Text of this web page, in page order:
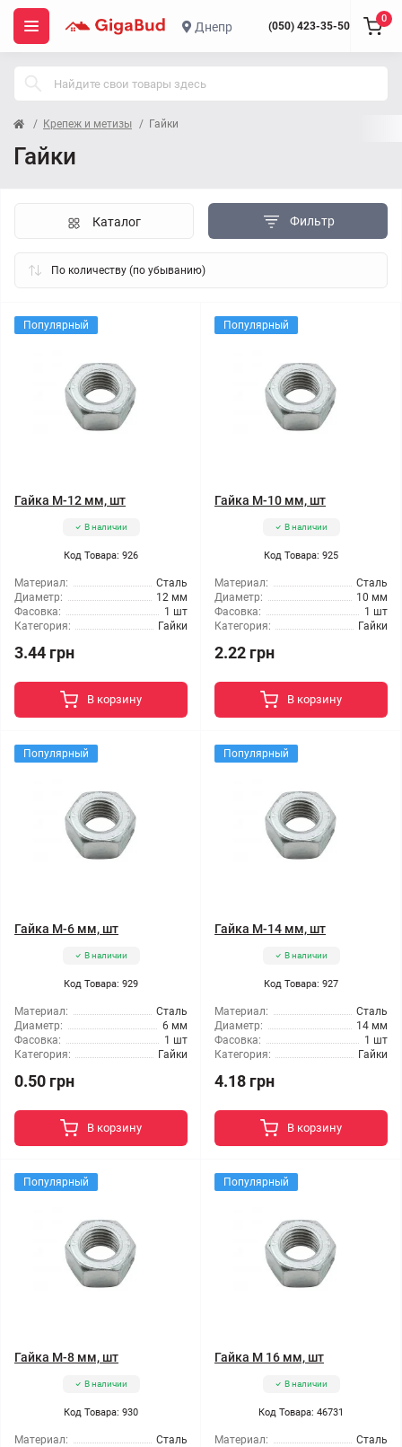
Днепр (050) 423-35-50
0
Крепеж и метизы Гайки
Гайки
Фильтр
Каталог
Популярный
Гайка М-12 мм, шт
В наличии
Код Товара: 926
Материал:
Сталь
Диаметр:
12 мм
Фасовка:
1 шт
Категория:
Гайки
3.44 грн
В корзину
Популярный
Гайка М-10 мм, шт
В наличии
Код Товара: 925
Материал:
Сталь
Диаметр:
10 мм
Фасовка:
1 шт
Категория:
Гайки
2.22 грн
В корзину
Популярный
Гайка М-6 мм, шт
В наличии
Код Товара: 929
Материал:
Сталь
Диаметр:
6 мм
Фасовка:
1 шт
Категория:
Гайки
0.50 грн
В корзину
Популярный
Гайка М-14 мм, шт
В наличии
Код Товара: 927
Материал:
Сталь
Диаметр:
14 мм
Фасовка:
1 шт
Категория:
Гайки
4.18 грн
В корзину
Популярный
Гайка М-8 мм, шт
В наличии
Код Товара: 930
Материал:
Сталь
Популярный
Гайка М 16 мм, шт
В наличии
Код Товара: 46731
Материал:
Сталь